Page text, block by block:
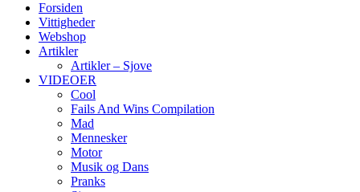
Forsiden
Vittigheder
Webshop
Artikler
Artikler – Sjove
VIDEOER
Cool
Fails And Wins Compilation
Mad
Mennesker
Motor
Musik og Dans
Pranks